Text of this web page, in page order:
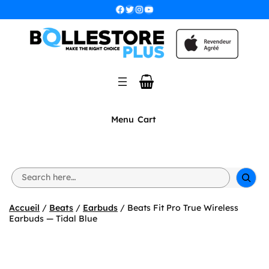
Facebook Twitter InstagramYouTube
Menu Cart
S
e
r
c
Accueil / Beats / Earbuds / Beats Fit Pro True Wireless
Earbuds — Tidal Blue